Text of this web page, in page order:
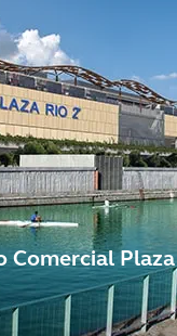
Comercial Plaza